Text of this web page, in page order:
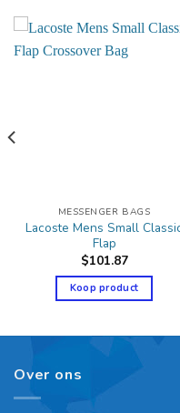
MESSENGER BAGS
Lacoste Mens Small
Flap
$101.87
Koop product
Over ons